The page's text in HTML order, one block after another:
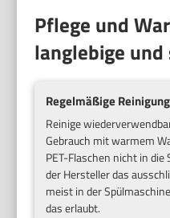
Pflege und
langlebige
Regelmäßige
Reinige
Gebrauch mit warmem
PET-Flaschen nicht in
der Hersteller das
meist in der
das erlaubt.